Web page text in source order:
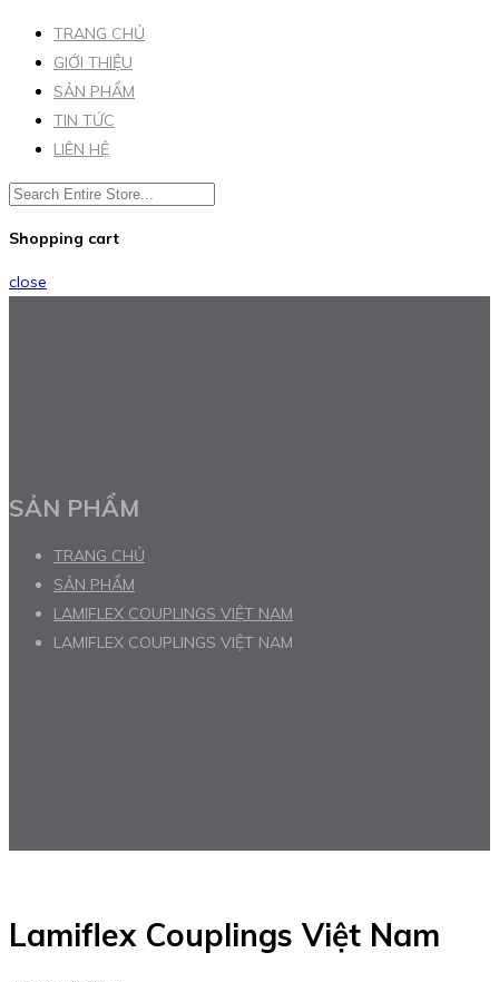
TRANG CHỦ
GIỚI THIỆU
SẢN PHẨM
TIN TỨC
LIÊN HỆ
Shopping cart
close
SẢN PHẨM
TRANG CHỦ
SẢN PHẨM
LAMIFLEX COUPLINGS VIỆT NAM
LAMIFLEX COUPLINGS VIỆT NAM
Lamiflex Couplings Việt Nam